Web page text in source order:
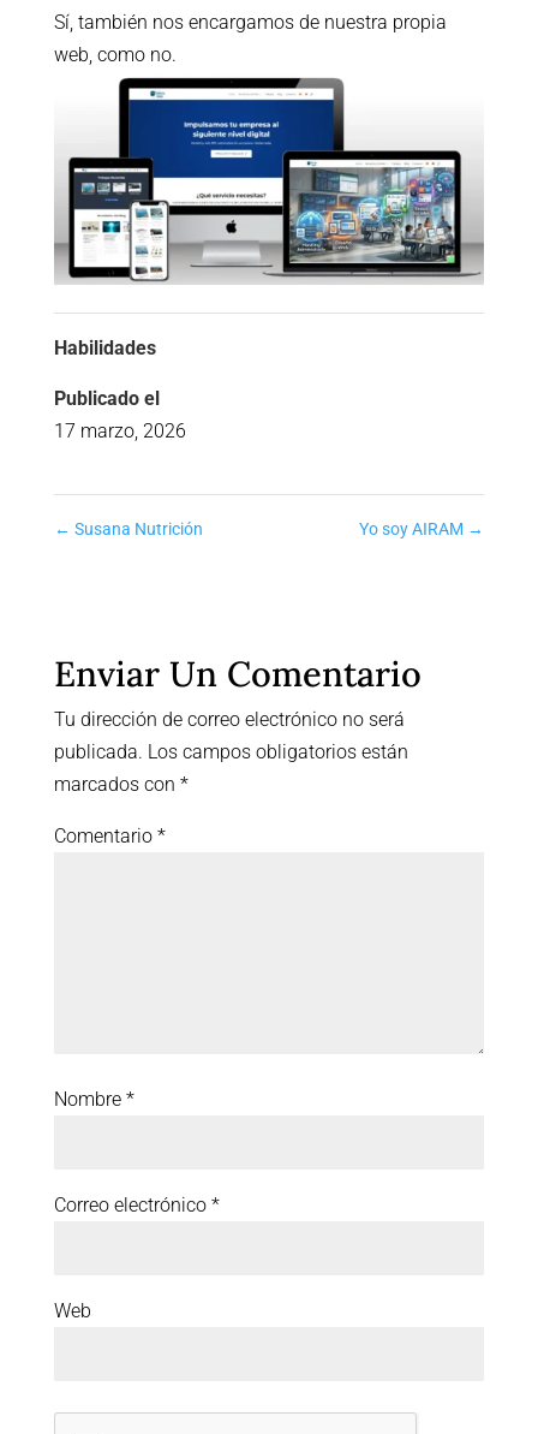
Sí, también nos encargamos de nuestra propia
web, como no.
Habilidades
Publicado el
17 marzo, 2026
← Susana Nutrición Yo soy AIRAM →
Enviar Un Comentario
Tu dirección de correo electrónico no será
publicada. Los campos obligatorios están
marcados con *
Comentario *
Nombre *
Correo electrónico *
Web